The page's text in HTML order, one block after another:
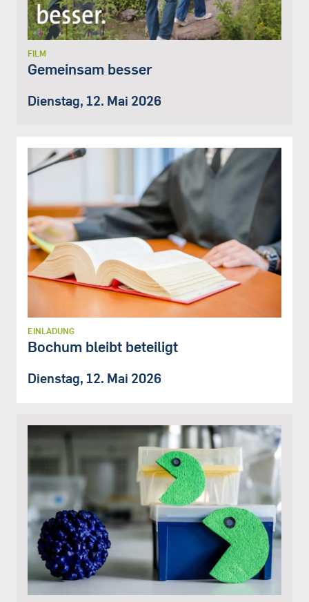
FILM
Gemeinsam besser
Dienstag, 12. Mai 2026
EINLADUNG
Bochum bleibt beteiligt
Dienstag, 12. Mai 2026